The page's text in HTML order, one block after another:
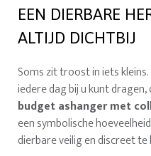
EEN DIERBARE
ALTIJD DICHTBIJ
Soms zit troost in iets
iedere dag bij u kunt
budget ashanger met
een symbolische
dierbare veilig en discreet te